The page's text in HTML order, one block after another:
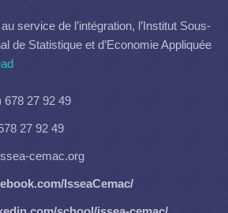
service de l’intégration, l’Institut Sous-
de Statistique et d’Economie Appliquée
678 27 92 49
27 92 49
cemac.org
IsseaCemac/